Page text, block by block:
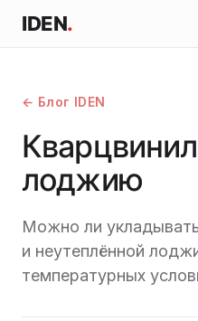
IDEN.
← Блог IDEN
лоджию
Можно ли
и неутеплённой
температурных